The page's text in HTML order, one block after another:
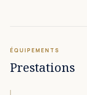
ÉQUIPEMENTS
Prestations